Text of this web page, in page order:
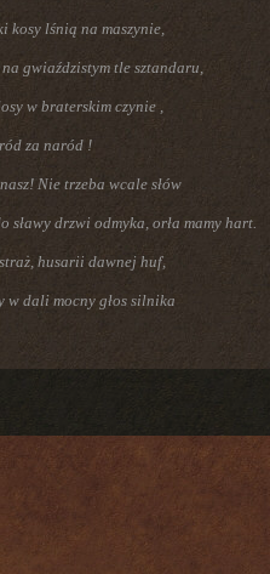
kosy lśnią na maszynie,
gwiaździstym tle sztandaru,
w braterskim czynie ,
za naród !
Nie trzeba wcale słów
sławy drzwi odmyka, orła mamy hart.
husarii dawnej huf,
w dali mocny głos silnika